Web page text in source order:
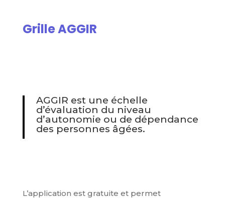
Grille AGGIR
AGGIR est une échelle
d’évaluation du niveau
d’autonomie ou de dépendance
des personnes âgées.
L’application est gratuite et permet